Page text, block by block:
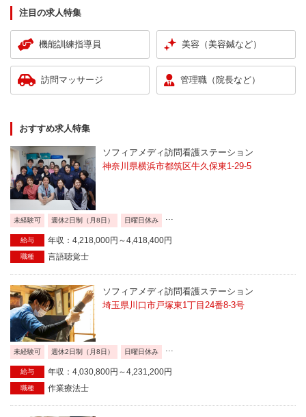
注目の求人特集
機能訓練指導員 美容（美容鍼など）
訪問マッサージ 管理職（院長など）
おすすめ求人特集
ソフィアメディ訪問看護ステーション
神奈川県横浜市都筑区牛久保東1-29-5
未経験可 週休2日制（月8日） 日曜日休み
給与 年収：4,218,000円～4,418,400円
職種 言語聴覚士
ソフィアメディ訪問看護ステーション
埼玉県川口市戸塚東1丁目24番8-3号
未経験可 週休2日制（月8日） 日曜日休み ...
給与 年収：4,030,800円～4,231,200円
職種 作業療法士